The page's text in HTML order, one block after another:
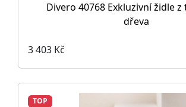
Divero 40768 Exkluzivní židle
dřeva
3 403 Kč
TOP